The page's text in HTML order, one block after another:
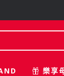
樂享